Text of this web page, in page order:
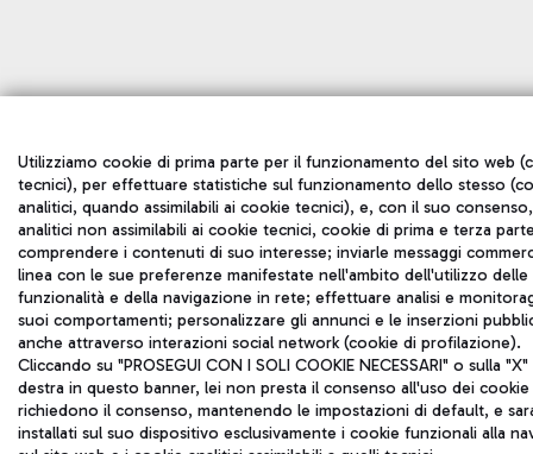
Utilizziamo cookie di prima parte per il funzionamento del sito web
tecnici), per effettuare statistiche sul funzionamento dello stesso
analitici, quando assimilabili ai cookie tecnici), e, con il suo
analitici non assimilabili ai cookie tecnici, cookie di prima e terza
comprendere i contenuti di suo interesse; inviarle messaggi
linea con le sue preferenze manifestate nell'ambito dell'utilizzo delle
funzionalità e della navigazione in rete; effettuare analisi e
suoi comportamenti; personalizzare gli annunci e le inserzioni
anche attraverso interazioni social network (cookie di profilazione).
Cliccando su "PROSEGUI CON I SOLI COOKIE NECESSARI" o sulla
destra in questo banner, lei non presta il consenso all'uso dei
richiedono il consenso, mantenendo le impostazioni di default, e
installati sul suo dispositivo esclusivamente i cookie funzionali alla